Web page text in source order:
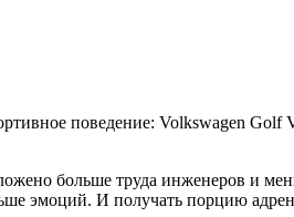
поведение: Volkswagen
больше труда инженеров и
эмоций. И получать порцию